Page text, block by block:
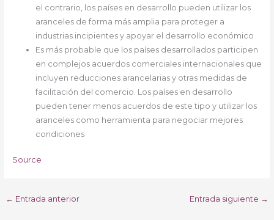
el contrario, los países en desarrollo pueden utilizar los
aranceles de forma más amplia para proteger a
industrias incipientes y apoyar el desarrollo económico
Es más probable que los países desarrollados participen
en complejos acuerdos comerciales internacionales que
incluyen reducciones arancelarias y otras medidas de
facilitación del comercio. Los países en desarrollo
pueden tener menos acuerdos de este tipo y utilizar los
aranceles como herramienta para negociar mejores
condiciones
Source
← Entrada anterior Entrada siguiente →